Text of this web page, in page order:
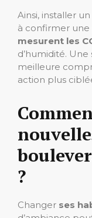
Ainsi, installer
à confirmer une
mesurent les
d’humidité.
meilleure
action plus
?
Changer ses